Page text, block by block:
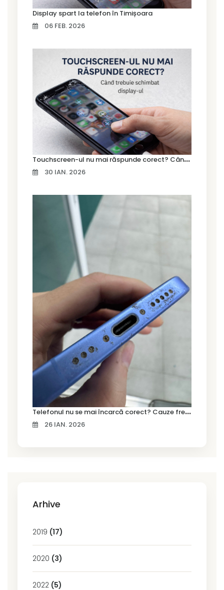
Display spart la telefon în Timișoara
06 FEB. 2026
T
ouchscreen-ul nu mai răspunde corect? Când trebuie schimbat display-ul
30 IAN. 2026
T
elefonul nu se mai încarcă corect? Cauze frecvente și soluții la service în Timișoara
26 IAN. 2026
Arhive
2019 (17)
2020 (3)
2022 (5)